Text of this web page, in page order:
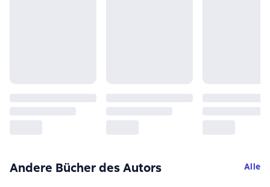
Andere Bücher des Autors Alle